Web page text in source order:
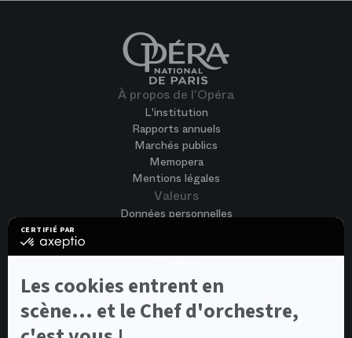
CERTIFIÉ PAR
certifié
En
plus
Les cookies entrent en
scène... et le Chef d'orchestre,
À propos de l'Opéra
L'institution
Rapports annuels
Marchés publics
Memopera
Mentions légales
Valeurs
Données personnelles
Nous rejoindre
Offres d'emploi
Candidature spontanée
Concours et auditions